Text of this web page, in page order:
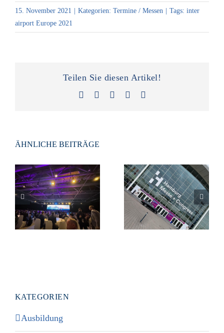
15. November 2021 | Kategorien: Termine / Messen | Tags: inter
airport Europe 2021
Teilen Sie diesen Artikel!
Facebook LinkedIn
Xing
ÄHNLICHE BEITRÄGE
Vom Westerwald
nach Hong
Kong: Einblicke
in das IATA
World Cargo
Aircraft Interiors
Expo 2024 in
Hamburg
KATEGORIEN
Ausbildung